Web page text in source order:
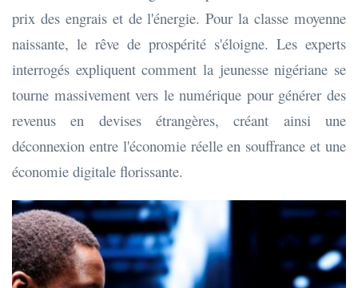
prix des engrais et de l'énergie. Pour la classe moyenne
naissante, le rêve de prospérité s'éloigne. Les experts
interrogés expliquent comment la jeunesse nigériane se
tourne massivement vers le numérique pour générer des
revenus en devises étrangères, créant ainsi une
déconnexion entre l'économie réelle en souffrance et une
économie digitale florissante.